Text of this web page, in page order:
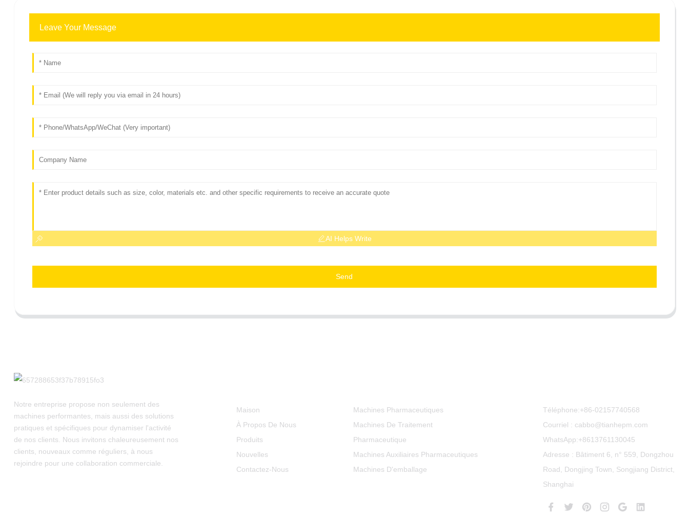
Leave Your Message
AI Helps Write
Send
Notre entreprise propose non seulement des
machines performantes, mais aussi des solutions
pratiques et spécifiques pour dynamiser l'activité
de nos clients. Nous invitons chaleureusement nos
clients, nouveaux comme réguliers, à nous
rejoindre pour une collaboration commerciale.
Maison
À Propos De Nous
Produits
Nouvelles
Contactez-Nous
Machines Pharmaceutiques
Machines De Traitement
Pharmaceutique
Machines Auxiliaires Pharmaceutiques
Machines D'emballage
Téléphone:+86-02157740568
Courriel : cabbo@tianhepm.com
WhatsApp:+8613761130045
Adresse : Bâtiment 6, n° 559, Dongzhou
Road, Dongjing Town, Songjiang District,
Shanghai